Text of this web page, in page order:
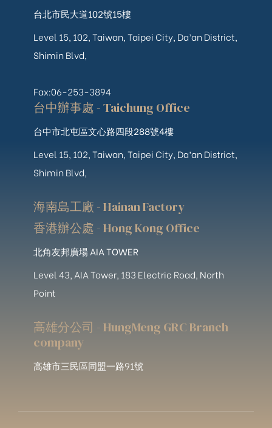
台北市民大道102號15樓
Level 15, 102, Taiwan, Taipei City, Da’an District,
Shimin Blvd,
Fax:06-253-3894
台中辦事處 - Taichung Office
台中市北屯區文心路四段288號4樓
Level 15, 102, Taiwan, Taipei City, Da’an District,
Shimin Blvd,
海南島工廠 - Hainan Factory
香港辦公處 - Hong Kong Office
北角友邦廣場 AIA TOWER
Level 43, AIA Tower, 183 Electric Road, North
Point
高雄分公司 - HungMeng GRC Branch
company
高雄市三民區同盟一路91號